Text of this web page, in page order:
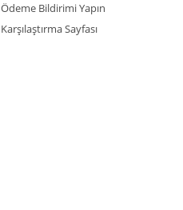
Ödeme Bildirimi Yapın
Karşılaştırma Sayfası